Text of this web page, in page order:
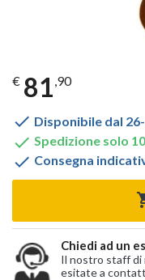
€ 81,90
 Disponibile dal
 Spedizione solo
 Consegna
Chiedi ad un
Il nostro staff di
esitate a